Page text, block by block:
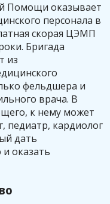
Помощи оказывает
персонала в
скорая ЦЭМП
Бригада
из
фельдшера и
врача. В
к нему может
педиатр, кардиолог
дать
оказать